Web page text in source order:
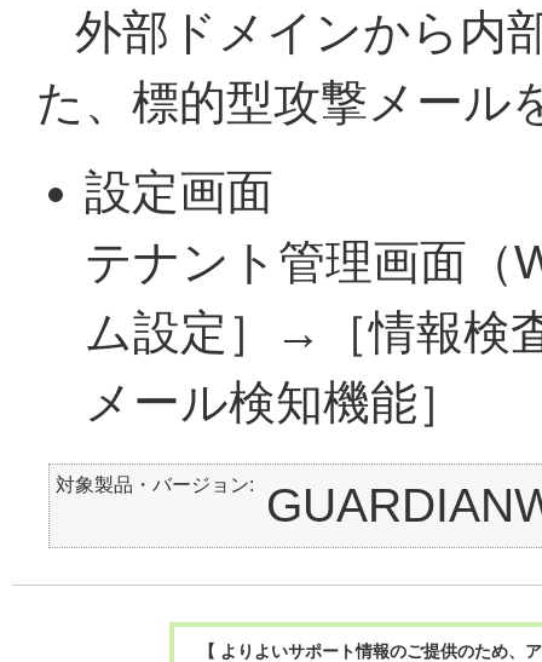
外部ドメインから内
た、標的型攻撃メール
設定画面
テナント管理画面
ム設定］→［情報検
メール検知機能］
対象製品・バージョン
【 よりよいサポート情報のご提供のため、